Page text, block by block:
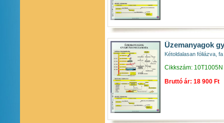
Üzemanyagok
Kétoldalasan fóliázva,
Cikkszám: 10T1005N
Bruttó ár: 18 900 Ft